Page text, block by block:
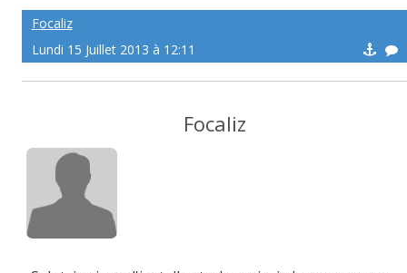
Focaliz
Lundi 15 Juillet 2013 à 12:11
Focaliz